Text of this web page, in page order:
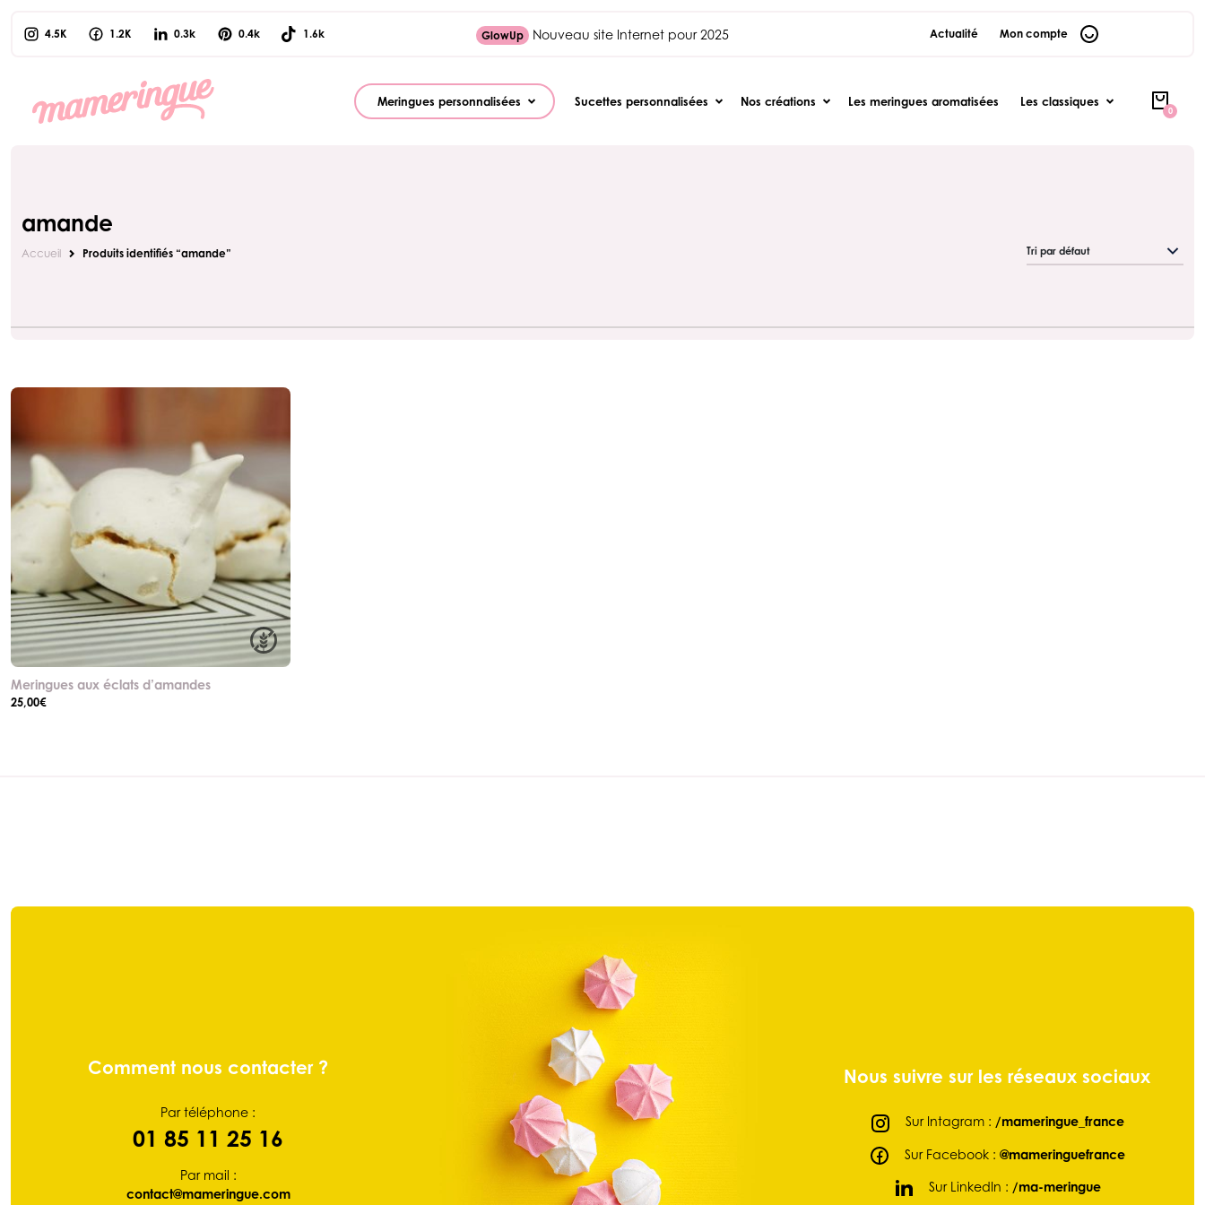
4.5K 1.2K 0.3k 0.4k 1.6k GlowUp Nouveau site Internet pour 2025 Actualité Mon compte
Meringues personnalisées Sucettes personnalisées Nos créations Les meringues aromatisées Les classiques
0
amande
Accueil Produits identifiés “amande”
Meringues aux éclats d’amandes
25,00€
Comment nous contacter ?
Par téléphone :
01 85 11 25 16
Par mail :
contact@mameringue.com
Nous suivre sur les réseaux sociaux
Sur Intagram : /mameringue_france
Sur Facebook : @mameringuefrance
Sur LinkedIn : /ma-meringue